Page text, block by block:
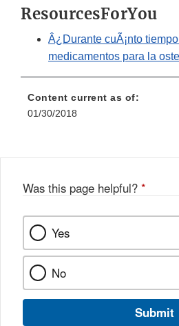
ResourcesForYou
Â¿Durante cuÃ¡nto
medicamentos para la
Content current as of:
01/30/2018
Was this page helpful? *
Yes
No
Submit